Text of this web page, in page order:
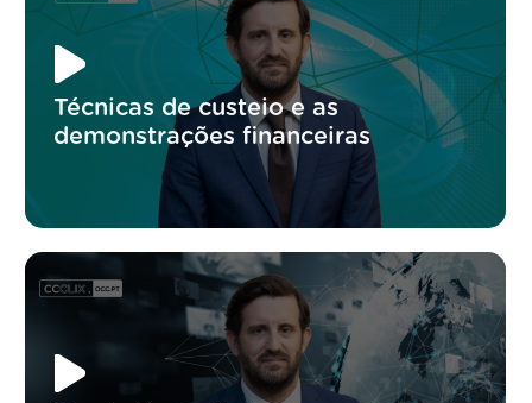
Técnicas de custeio e as
demonstrações financeiras